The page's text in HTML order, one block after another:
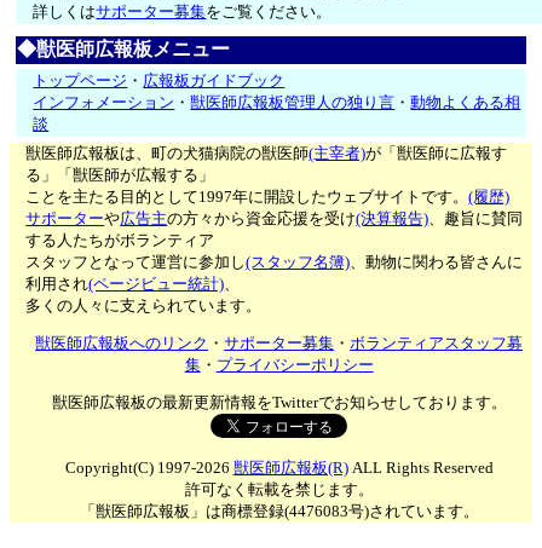
詳しくはサポーター募集をご覧ください。
◆獣医師広報板メニュー
トップページ ・ 広報板ガイドブック
インフォメーション ・獣医師広報板管理人の独り言 ・動物よくある相
談
獣医師広報板は、町の犬猫病院の獣医師(主宰者)が「獣医師に広報す
る」「獣医師が広報する」
ことを主たる目的として1997年に開設したウェブサイトです。(履歴)
サポーターや広告主の方々から資金応援を受け(決算報告)、趣旨に賛同
する人たちがボランティア
スタッフとなって運営に参加し(スタッフ名簿)、動物に関わる皆さんに
利用され(ページビュー統計)、
多くの人々に支えられています。
獣医師広報板へのリンク ・サポーター募集 ・ボランティアスタッフ募
集・ プライバシーポリシー
獣医師広報板の最新更新情報をTwitterでお知らせしております。
Copyright(C) 1997-2026 獣医師広報板(R)ALL Rights Reserved
許可なく転載を禁じます。
「獣医師広報板」は商標登録(4476083号)されています。